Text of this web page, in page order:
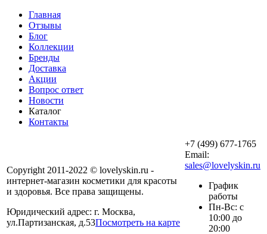
Главная
Отзывы
Блог
Коллекции
Бренды
Доставка
Акции
Вопрос ответ
Новости
Каталог
Контакты
Copyright 2011-2022 © lovelyskin.ru -
интернет-магазин косметики для красоты
и здоровья. Все права защищены.
Юридический адрес: г. Москва,
ул.Партизанская, д.53Посмотреть на карте
+7 (499) 677-1765
Email:
sales@lovelyskin.ru
График
работы
Пн-Вс: с
10:00 до
20:00